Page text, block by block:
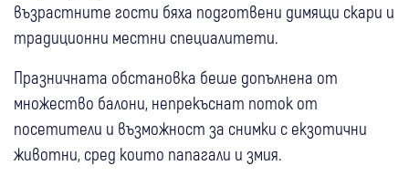
възрастните гости бяха подготвени димящи скари и
традиционни местни специалитети.
Празничната обстановка беше допълнена от
множество балони, непрекъснат поток от
посетители и възможност за снимки с екзотични
животни, сред които папагали и змия.